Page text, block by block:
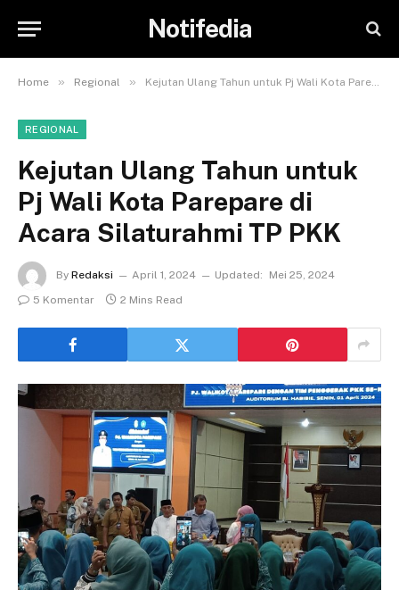
Notifedia
Home » Regional » Kejutan Ulang Tahun untuk Pj Wali Kota Parepare di Acara Silaturahmi TP PKK
REGIONAL
Kejutan Ulang Tahun untuk
Pj Wali Kota Parepare di
Acara Silaturahmi TP PKK
By Redaksi April 1, 2024 Updated:
Mei 25, 2024
5 Komentar
2 Mins Read